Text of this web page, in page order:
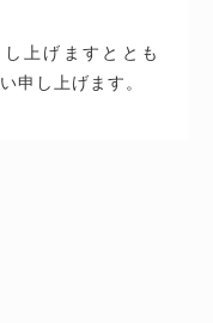
上げますととも
申し上げます。